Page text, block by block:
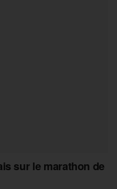
sur le marathon de